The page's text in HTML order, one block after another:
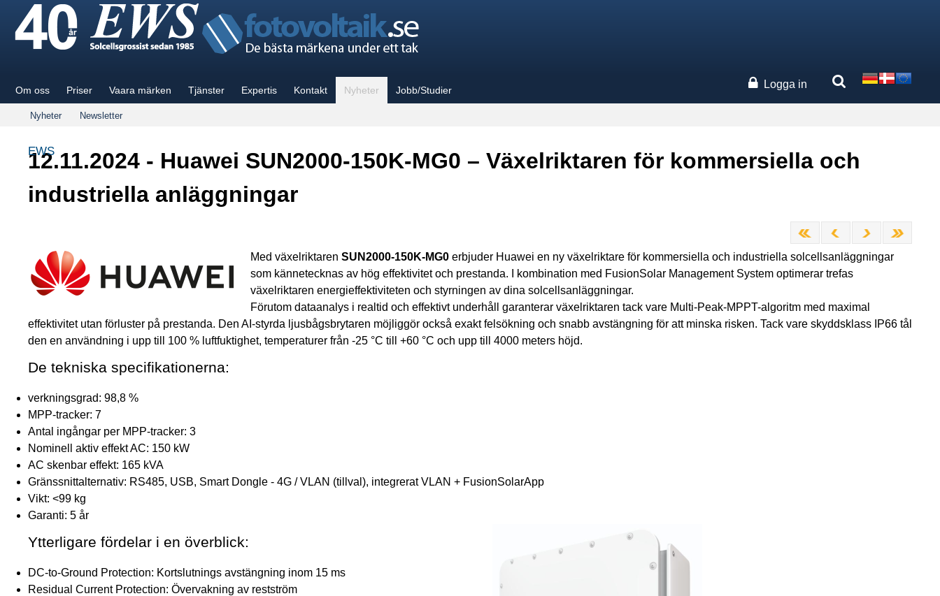
Logga in
Om oss Priser Vaara märken Tjänster Expertis Kontakt Nyheter Jobb/Studier
Nyheter Newsletter
EWS
12.11.2024 - Huawei SUN2000-150K-MG0 – Växelriktaren för kommersiella och
industriella anläggningar
Med växelriktarenSUN2000-150K-MG0 erbjuder Huawei en ny växelriktare för kommersiella och industriella solcellsanläggningar
som kännetecknas av hög effektivitet och prestanda. I kombination med FusionSolar Management System optimerar trefas
växelriktaren energieffektiviteten och styrningen av dina solcellsanläggningar.
Förutom dataanalys i realtid och effektivt underhåll garanterar växelriktaren tack vare Multi-Peak-MPPT-algoritm med maximal
effektivitet utan förluster på prestanda. Den AI-styrda ljusbågsbrytaren möjliggör också exakt felsökning och snabb avstängning för att minska risken. Tack vare skyddsklass IP66 tål
den en användning i upp till 100 % luftfuktighet, temperaturer från -25 °C till +60 °C och upp till 4000 meters höjd.
De tekniska specifikationerna:
verkningsgrad: 98,8 %
MPP-tracker: 7
Antal ingångar per MPP-tracker: 3
Nominell aktiv effekt AC: 150 kW
AC skenbar effekt: 165 kVA
Gränssnittalternativ: RS485, USB, Smart Dongle - 4G / VLAN (tillval), integrerat VLAN + FusionSolarApp
Vikt: <99 kg
Garanti: 5 år
Ytterligare fördelar i en överblick:
DC-to-Ground Protection: Kortslutnings avstängning inom 15 ms
Residual Current Protection: Övervakning av restström